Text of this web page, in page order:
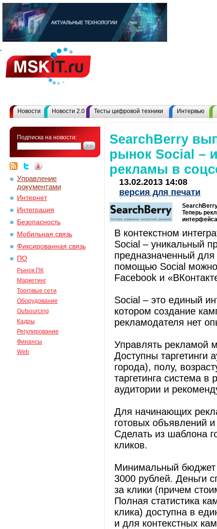
Новости Новости 2.0 Тесты цифровой техники Интервью
Подписка на новости:
Управление
документами
Интернет
Интеграция
Безопасность
Мобильная связь
Фиксированная связь
ПО
Рынок ПК
Маркетинг
Торговые сети
Оборудование
Outsourcing
Кадры
Регулирование
Финансы
Web
SearchBerry
рынок Social –
рекламы в
13.02.2013 14:08
версия для печати
Теперь
интерфейса
В контекстном
Social – уникальный
предназначенный
помощью Social можно
Facebook и
Social – это единый
котором создание
рекламодателя нет
Управлять рекламой
Доступны таргетинги
города), полу,
таргетинга система
аудитории и
Для начинающих
готовых объявлений
Сделать из шаблона
кликов.
Минимальный бюджет
3000 рублей. Деньги
за клики (причем
Полная статистика
клика) доступна в
и для контекстных